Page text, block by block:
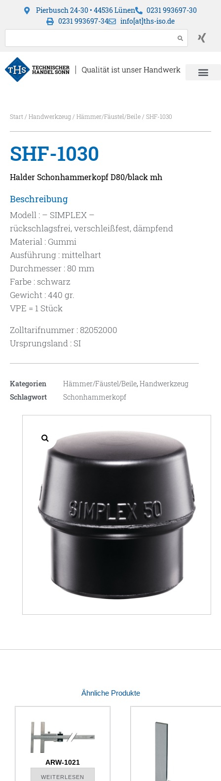
Pierbusch 24-30 • 44536 Lünen
0231 993697-30
0231 993697-34
info[at]ths-iso.de
Start/ Handwerkzeug/ Hämmer/Fäustel/Beile/ SHF-1030
SHF-1030
Halder Schonhammerkopf D80/black mh
Beschreibung
Modell : – SIMPLEX –
rückschlagsfrei, verschleißfest, dämpfend
Material : Gummi
Ausführung : mittelhart
Durchmesser : 80 mm
Farbe : schwarz
Gewicht : 440 gr.
VPE = 1 Stück
Zolltarifnummer : 82052000
Ursprungsland : SI
Kategorien Hämmer/Fäustel/Beile,Handwerkzeug
Schlagwort
Schonhammerkopf
Ähnliche Produkte
ARW-1021
WEITERLESEN